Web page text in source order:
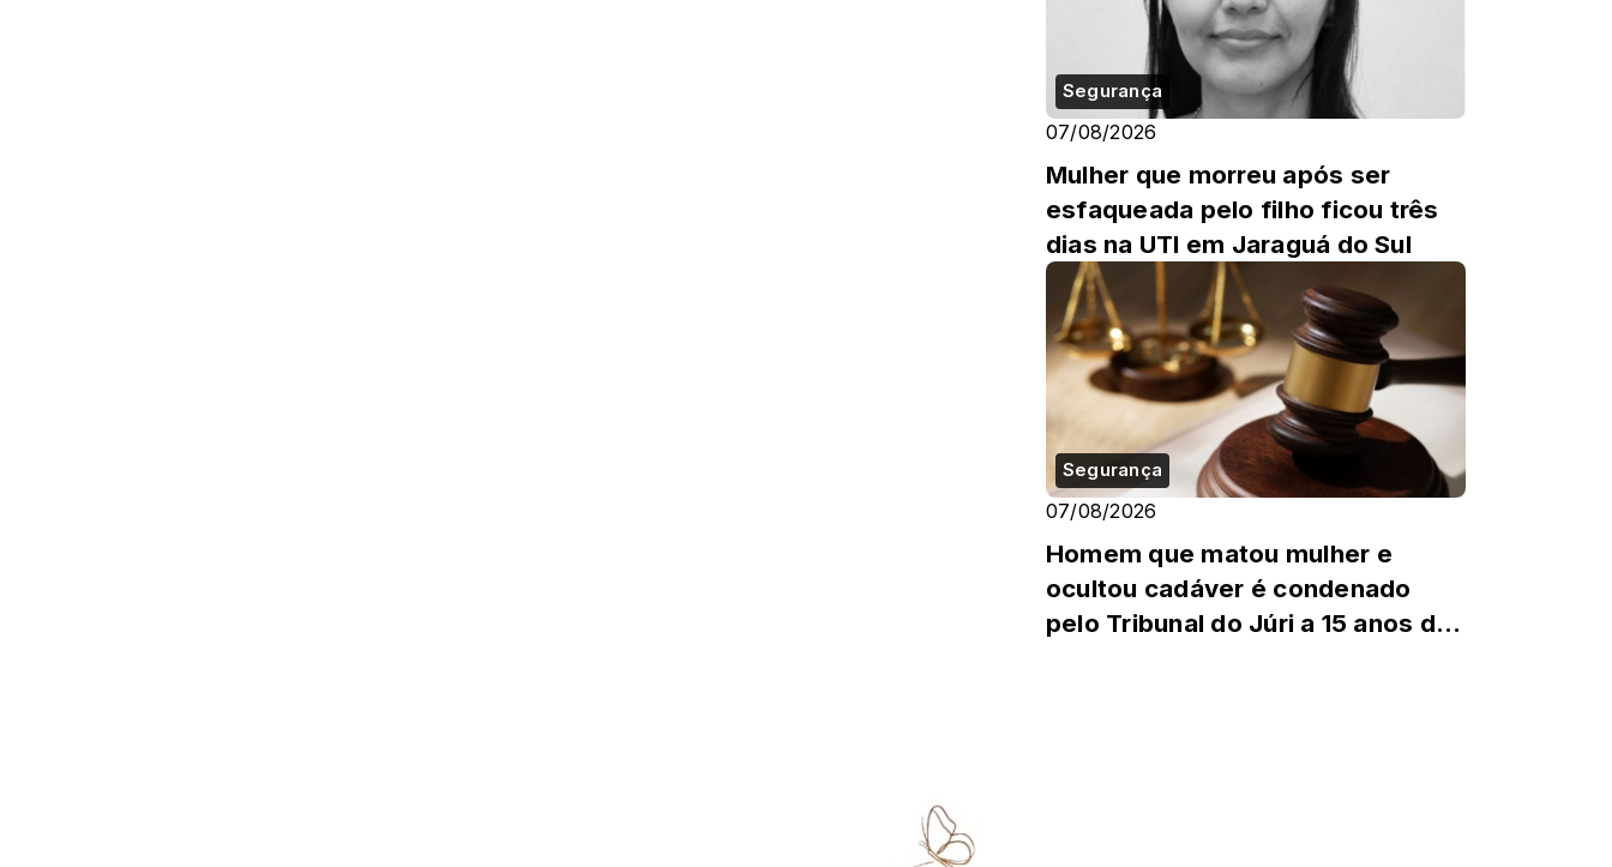
Segurança
07/08/2026
Mulher que morreu após ser
esfaqueada pelo filho ficou três
dias na UTI em Jaraguá do Sul
Segurança
07/08/2026
Homem que matou mulher e
ocultou cadáver é condenado
pelo Tribunal do Júri a 15 anos de